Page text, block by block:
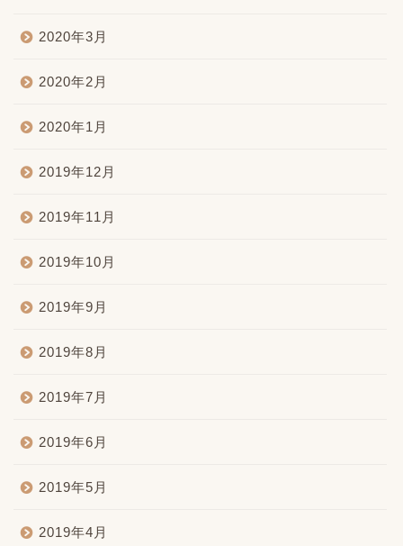
2020年3月
2020年2月
2020年1月
2019年12月
2019年11月
2019年10月
2019年9月
2019年8月
2019年7月
2019年6月
2019年5月
2019年4月